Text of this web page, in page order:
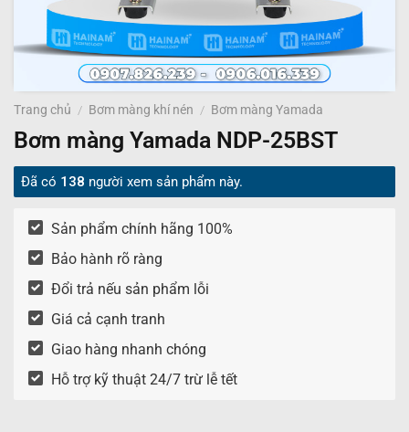
Trang chủ / Bơm màng khí nén / Bơm màng Yamada
Bơm màng Yamada NDP-25BST
Đã có 138 người xem sản phẩm này.
Sản phẩm chính hãng 100%
Bảo hành rõ ràng
Đổi trả nếu sản phẩm lỗi
Giá cả cạnh tranh
Giao hàng nhanh chóng
Hỗ trợ kỹ thuật 24/7 trừ lễ tết